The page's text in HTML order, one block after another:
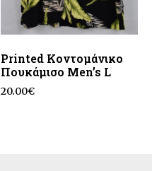
Printed Κοντομάνικο
Πουκάμισο Men’s L
20.00€